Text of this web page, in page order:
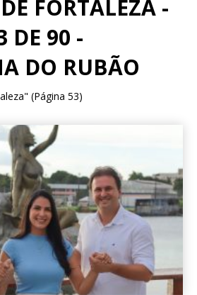
FORTALEZA -
DE 90 -
DO RUBÃO
(Página 53)